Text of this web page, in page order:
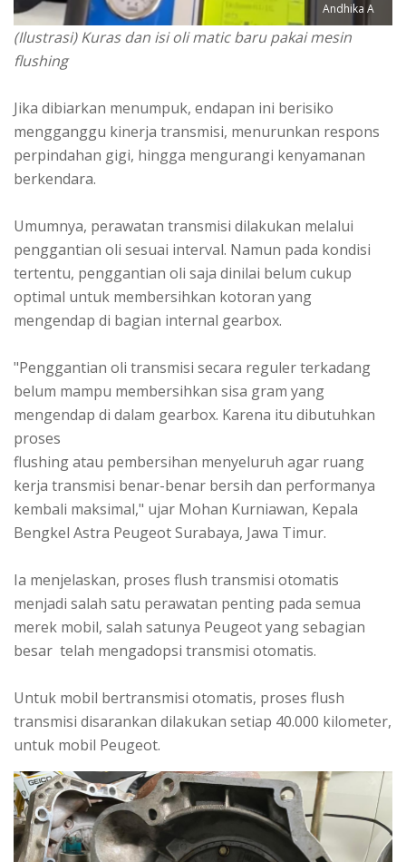
Andhika A
(Ilustrasi) Kuras dan isi oli matic baru pakai mesin
flushing
Jika dibiarkan menumpuk, endapan ini berisiko
mengganggu kinerja transmisi, menurunkan respons
perpindahan gigi, hingga mengurangi kenyamanan
berkendara.
Umumnya, perawatan transmisi dilakukan melalui
penggantian oli sesuai interval. Namun pada kondisi
tertentu, penggantian oli saja dinilai belum cukup
optimal untuk membersihkan kotoran yang
mengendap di bagian internal gearbox.
"Penggantian oli transmisi secara reguler terkadang
belum mampu membersihkan sisa gram yang
mengendap di dalam gearbox. Karena itu dibutuhkan
proses
flushing atau pembersihan menyeluruh agar ruang
kerja transmisi benar-benar bersih dan performanya
kembali maksimal," ujar Mohan Kurniawan, Kepala
Bengkel Astra Peugeot Surabaya, Jawa Timur.
Ia menjelaskan, proses flush transmisi otomatis
menjadi salah satu perawatan penting pada semua
merek mobil, salah satunya Peugeot yang sebagian
besar telah mengadopsi transmisi otomatis.
Untuk mobil bertransmisi otomatis, proses flush
transmisi disarankan dilakukan setiap 40.000 kilometer,
untuk mobil Peugeot.